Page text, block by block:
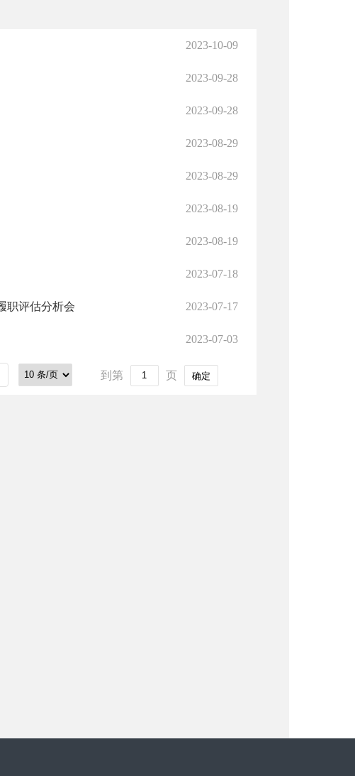
2023-10-09
2023-09-28
2023-09-28
2023-08-29
2023-08-29
2023-08-19
2023-08-19
2023-07-18
职评估分析会 2023-07-17
2023-07-03
到第 页 确定